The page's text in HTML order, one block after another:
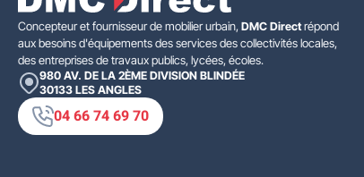
Concepteur et fournisseur de mobilier urbain, DMC Directrépond
aux besoins d'équipements des services des collectivités locales,
des entreprises de travaux publics, lycées, écoles.
980 AV. DE LA 2ÈME DIVISION BLINDÉE
30133 LES ANGLES
04 66 74 69 70